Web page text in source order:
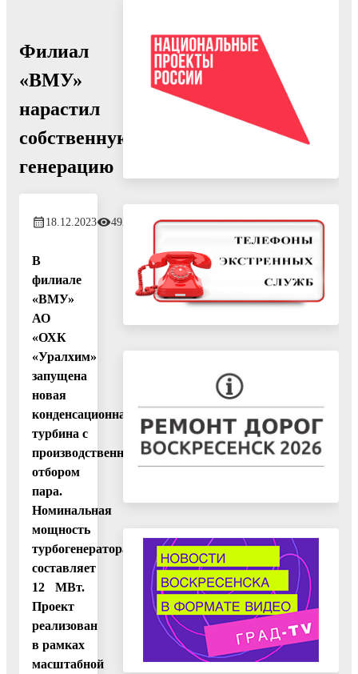
Филиал
«ВМУ»
нарастил
собственную
генерацию
18.12.2023 492
В
филиале
«ВМУ»
АО
«ОХК
«Уралхим»
запущена
новая
конденсационная
турбина с
производственным
отбором
пара.
Номинальная
мощность
турбогенератора
составляет
12 МВт.
Проект
реализован
в рамках
масштабной